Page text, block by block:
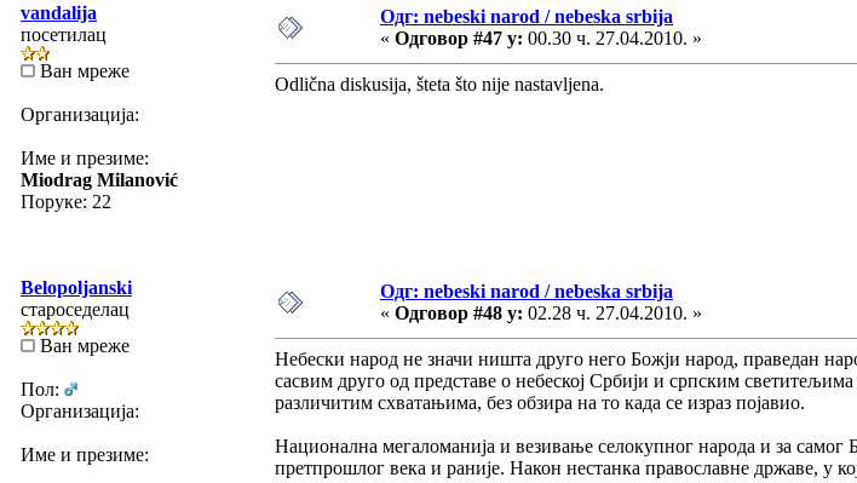
vandalija
посетилац
Ван мреже
Организација:
Име и презиме:
Miodrag Milanović
Поруке: 22
Одг: nebeski narod / nebeska srbija
« Одговор #47 у: 00.30 ч. 27.04.2010. »
Odlična diskusija, šteta što nije nastavljena.
Belopoljanski
староседелац
Ван мреже
Пол:
Организација:
Име и презиме:
Одг: nebeski narod / nebeska srbija
« Одговор #48 у: 02.28 ч. 27.04.2010. »
Небески народ не значи ништа друго него Божји народ, праведан
сасвим друго од представе о небеској Србији и српским
различитим схватањима, без обзира на то када се израз појавио.
Национална мегаломанија и везивање селокупног народа и за
претпрошлог века и раније. Након нестанка православне државе, у